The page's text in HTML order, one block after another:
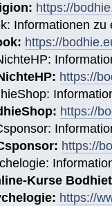
https://
Informationen zu
https://
https://
https://
https://
Kurse
https://